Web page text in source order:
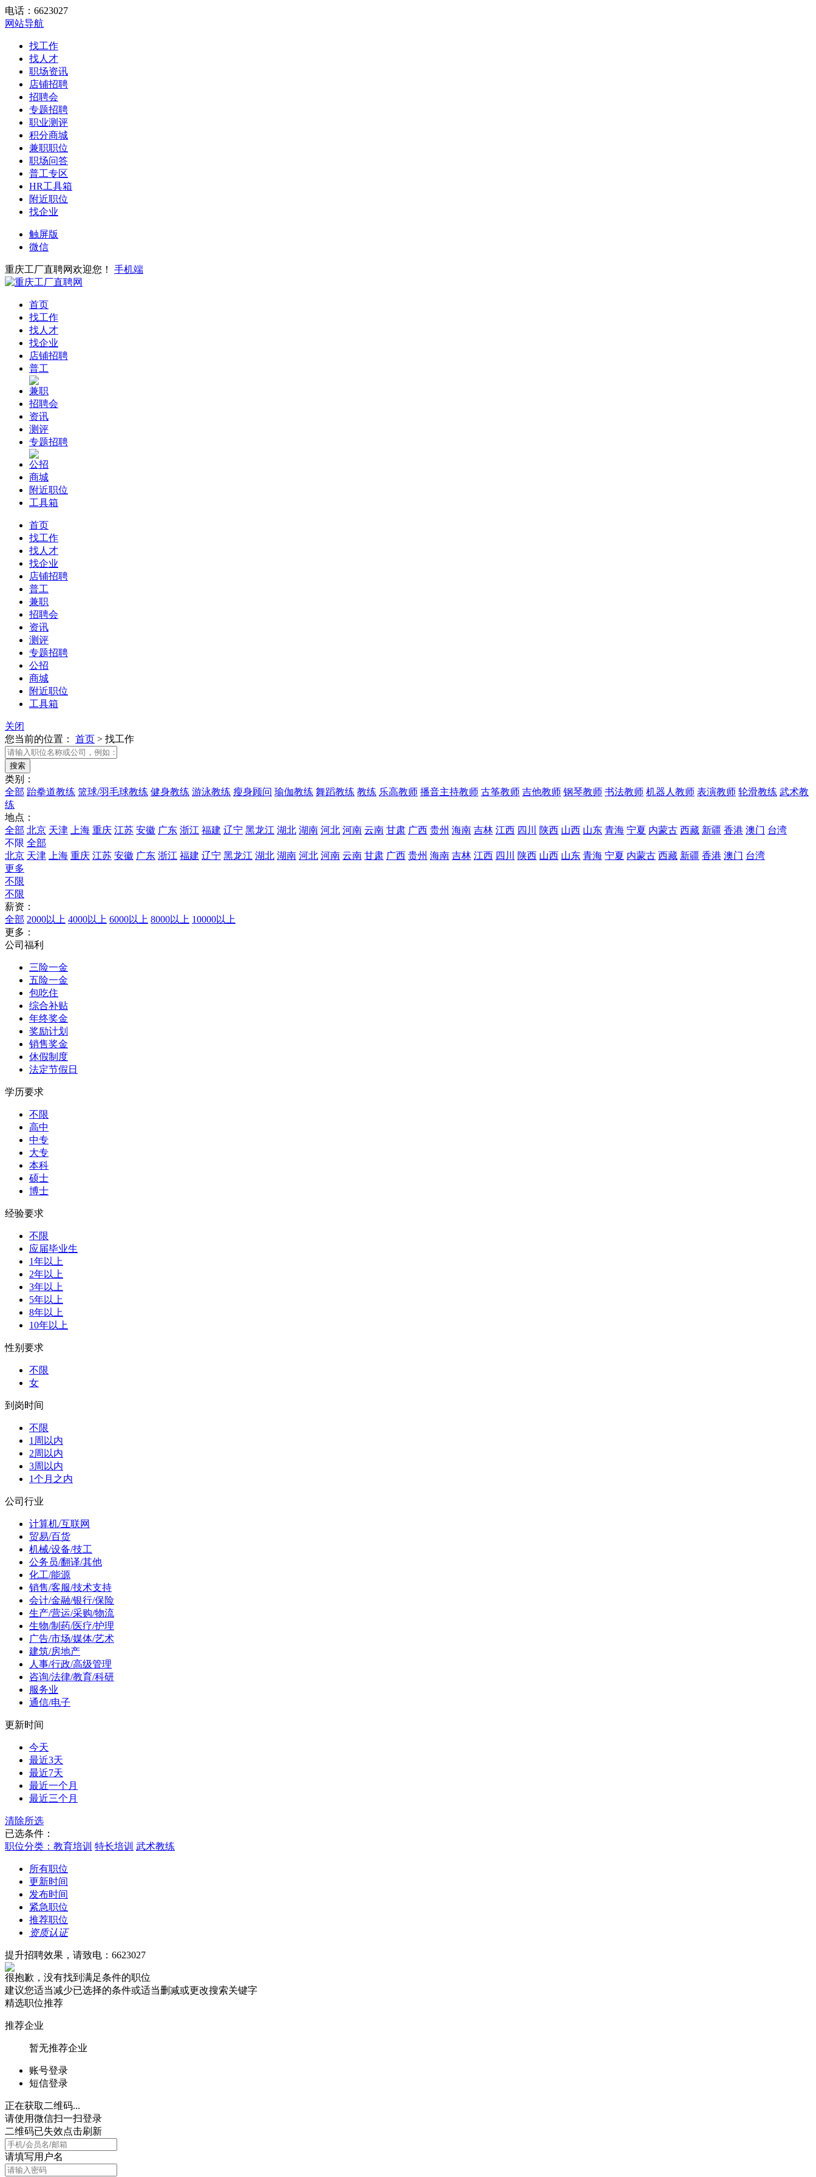
电话：6623027
网站导航
找工作
找人才
职场资讯
店铺招聘
招聘会
专题招聘
职业测评
积分商城
兼职职位
职场问答
普工专区
HR工具箱
附近职位
找企业
触屏版
微信
重庆工厂直聘网欢迎您！ 手机端
首页
找工作
找人才
找企业
店铺招聘
普工
兼职
招聘会
资讯
测评
专题招聘
公招
商城
附近职位
工具箱
首页
找工作
找人才
找企业
店铺招聘
普工
兼职
招聘会
资讯
测评
专题招聘
公招
商城
附近职位
工具箱
关闭
您当前的位置： 首页 > 找工作
类别：
全部 跆拳道教练 篮球/羽毛球教练 健身教练 游泳教练 瘦身顾问 瑜伽教练 舞蹈教练 教练 乐高教师 播音主持教师 古筝教师 吉他教师 钢琴教师 书法教师 机器人教师 表演教师 轮滑教练 武术教
练
地点：
全部 北京 天津 上海 重庆 江苏 安徽 广东 浙江 福建 辽宁 黑龙江 湖北 湖南 河北 河南 云南 甘肃 广西 贵州 海南 吉林 江西 四川 陕西 山西 山东 青海 宁夏 内蒙古 西藏 新疆 香港 澳门 台湾
不限 全部
北京 天津 上海 重庆 江苏 安徽 广东 浙江 福建 辽宁 黑龙江 湖北 湖南 河北 河南 云南 甘肃 广西 贵州 海南 吉林 江西 四川 陕西 山西 山东 青海 宁夏 内蒙古 西藏 新疆 香港 澳门 台湾
更多
不限
不限
薪资：
全部 2000以上 4000以上 6000以上 8000以上 10000以上
更多：
公司福利
三险一金
五险一金
包吃住
综合补贴
年终奖金
奖励计划
销售奖金
休假制度
法定节假日
学历要求
不限
高中
中专
大专
本科
硕士
博士
经验要求
不限
应届毕业生
1年以上
2年以上
3年以上
5年以上
8年以上
10年以上
性别要求
不限
女
到岗时间
不限
1周以内
2周以内
3周以内
1个月之内
公司行业
计算机/互联网
贸易/百货
机械/设备/技工
公务员/翻译/其他
化工/能源
销售/客服/技术支持
会计/金融/银行/保险
生产/营运/采购/物流
生物/制药/医疗/护理
广告/市场/媒体/艺术
建筑/房地产
人事/行政/高级管理
咨询/法律/教育/科研
服务业
通信/电子
更新时间
今天
最近3天
最近7天
最近一个月
最近三个月
清除所选
已选条件：
职位分类：教育培训 特长培训 武术教练
所有职位
更新时间
发布时间
紧急职位
推荐职位
资质认证
提升招聘效果，请致电：6623027
很抱歉，没有找到满足条件的职位
建议您适当减少已选择的条件或适当删减或更改搜索关键字
精选职位推荐
推荐企业
暂无推荐企业
账号登录
短信登录
正在获取二维码...
请使用微信扫一扫登录
二维码已失效点击刷新
请填写用户名